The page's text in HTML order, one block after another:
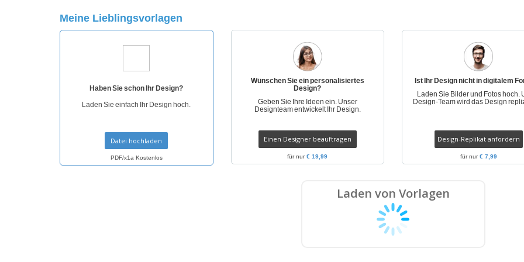
Magnete
Meine Lieblingsvorlagen
Haben Sie schon Ihr Design?
Laden Sie einfach Ihr Design hoch.
Datei hochladen
PDF/x1a Kostenlos
Wünschen Sie ein personalisiertes
Design?
Geben Sie Ihre Ideen ein. Unser
Designteam entwickelt Ihr Design.
Einen Designer beauftragen
für nur€ 19,99
Ist Ihr Design nicht in digitalem
Laden Sie Bilder und Fotos hoch.
Design-Team wird das Design
Design-Replikat anfordern
für nur€ 7,99
Laden von Vorlagen